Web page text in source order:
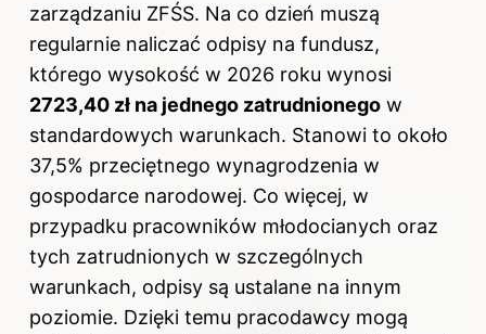
zarządzaniu ZFŚS. Na co dzień muszą
regularnie naliczać odpisy na fundusz,
którego wysokość w 2026 roku wynosi
2723,40 zł na jednego zatrudnionego w
standardowych warunkach. Stanowi to około
37,5% przeciętnego wynagrodzenia w
gospodarce narodowej. Co więcej, w
przypadku pracowników młodocianych oraz
tych zatrudnionych w szczególnych
warunkach, odpisy są ustalane na innym
poziomie. Dzięki temu pracodawcy mogą